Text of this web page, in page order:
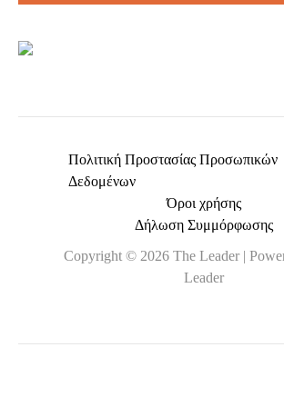
Πολιτική Προστασίας Προσωπικών
Δεδομένων
Όροι χρήσης
Δήλωση Συμμόρφωσης
Copyright © 2026 The Leader |
Leader